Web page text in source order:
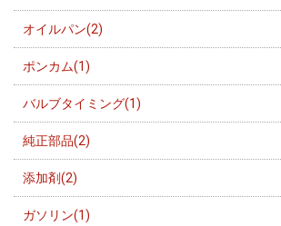
オイルパン(2)
ポンカム(1)
バルブタイミング(1)
純正部品(2)
添加剤(2)
ガソリン(1)